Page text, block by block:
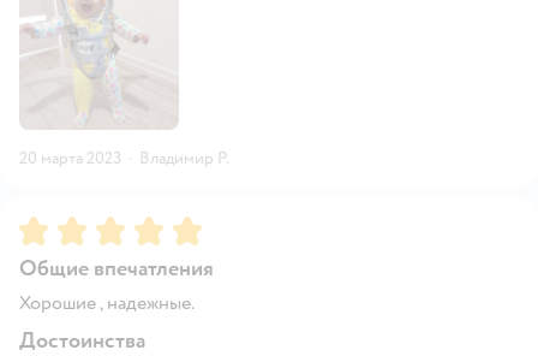
20 марта 2023 · Владимир Р.
Рейтинг:5
Общие впечатления
Хорошие , надежные.
Достоинства